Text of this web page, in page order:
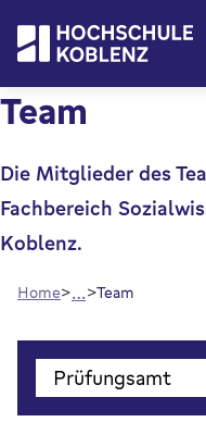
Team
Die Mitglieder des
Fachbereich
Koblenz.
Home … Team
Prüfungsamt